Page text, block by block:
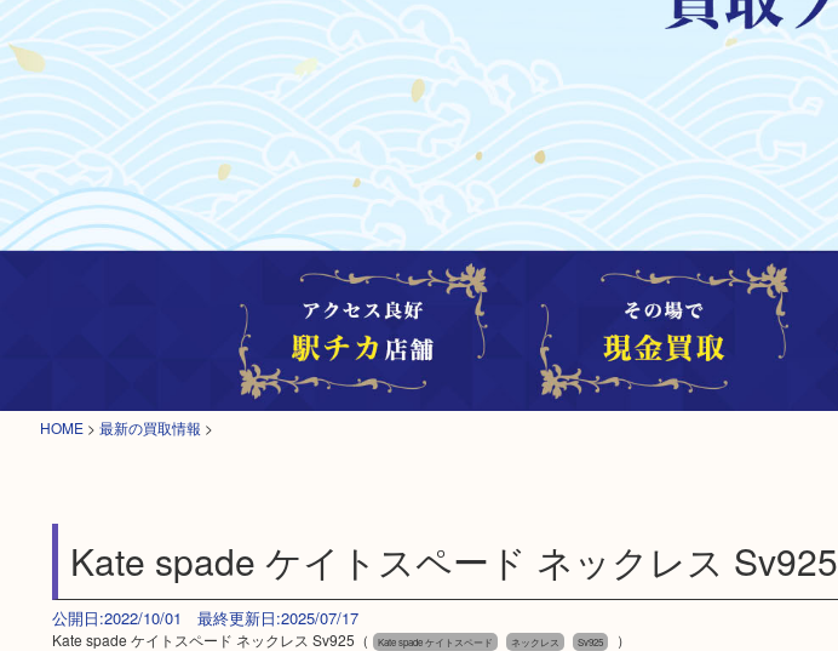
HOME > 最新の買取情報 >
Kate spade ケイトスペード ネックレス Sv925
公開日:2022/10/01 最終更新日:2025/07/17
Kate spade ケイトスペード ネックレス Sv925（ Kate spade ケイトスペード ネックレス Sv925
）